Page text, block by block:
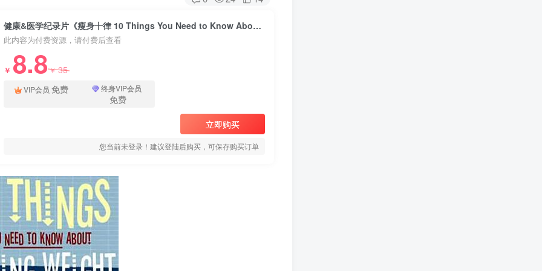
健康&医学纪录片《瘦身十律 10 Things You Need to Know About Losing Weight》下载
此内容为付费资源，请付费后查看
￥ 8.8￥35
VIP会员 免费 终身VIP会员
免费
立即购买
您当前未登录！建议登陆后购买，可保存购买订单